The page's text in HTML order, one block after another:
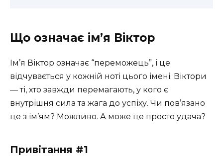
Що означає ім’я Віктор
Ім’я Віктор означає “переможець”, і це
відчувається у кожній ноті цього імені. Віктори
— ті, хто завжди перемагають, у кого є
внутрішня сила та жага до успіху. Чи пов’язано
це з ім’ям? Можливо. А може це просто удача?
Привітання #1